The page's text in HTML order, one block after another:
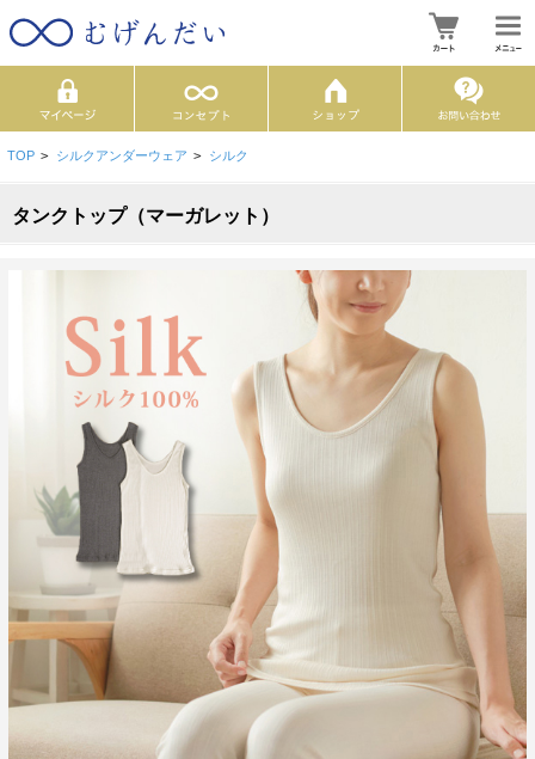
TOP > シルクアンダーウェア > シルク
タンクトップ（マーガレット）